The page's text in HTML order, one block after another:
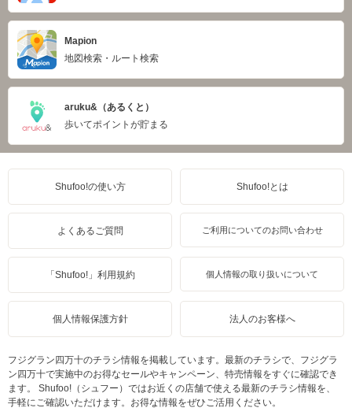
Mapion
地図検索・ルート検索
aruku&（あるくと）
歩いてポイントが貯まる
Shufoo!の使い方 Shufoo!とは
よくあるご質問 ご利用についてのお問い合わせ
「Shufoo!」利用規約 個人情報の取り扱いについて
個人情報保護方針 法人のお客様へ
フジグラン四万十のチラシ情報を掲載しています。最新のチラシで、フジグラ
ン四万十で実施中のお得なセールやキャンペーン、特売情報をすぐに確認でき
ます。 Shufoo!（シュフー）ではお近くの店舗で使える最新のチラシ情報を、
手軽にご確認いただけます。お得な情報をぜひご活用ください。